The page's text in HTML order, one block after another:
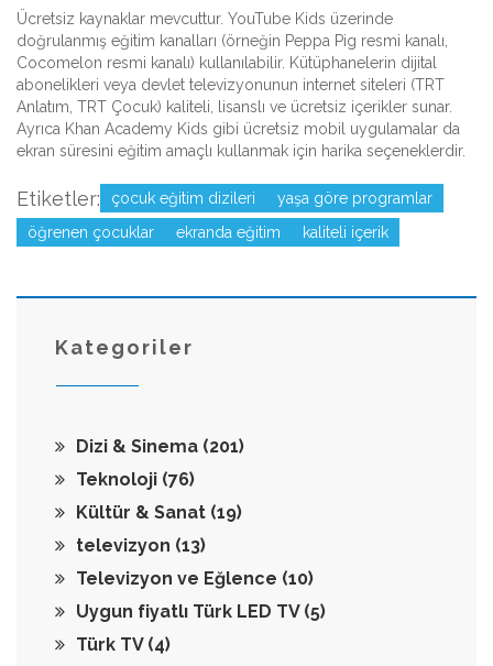
Ücretsiz kaynaklar mevcuttur. YouTube Kids üzerinde
doğrulanmış eğitim kanalları (örneğin Peppa Pig resmi kanalı,
Cocomelon resmi kanalı) kullanılabilir. Kütüphanelerin dijital
abonelikleri veya devlet televizyonunun internet siteleri (TRT
Anlatım, TRT Çocuk) kaliteli, lisanslı ve ücretsiz içerikler sunar.
Ayrıca Khan Academy Kids gibi ücretsiz mobil uygulamalar da
ekran süresini eğitim amaçlı kullanmak için harika seçeneklerdir.
Etiketler: çocuk eğitim dizileri
yaşa göre programlar
öğrenen çocuklar
ekranda eğitim kaliteli içerik
Kategoriler
Dizi & Sinema (201)
Teknoloji (76)
Kültür & Sanat (19)
televizyon (13)
Televizyon ve Eğlence (10)
Uygun fiyatlı Türk LED TV (5)
Türk TV (4)